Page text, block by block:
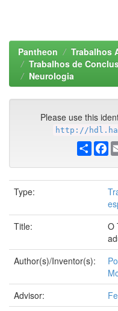
Pantheon
Trabalhos
Trabalhos de
Neurologia
Please use this
http://
Share
Type:
Title:
O
Author(s)/Inventor(s):
Advisor: